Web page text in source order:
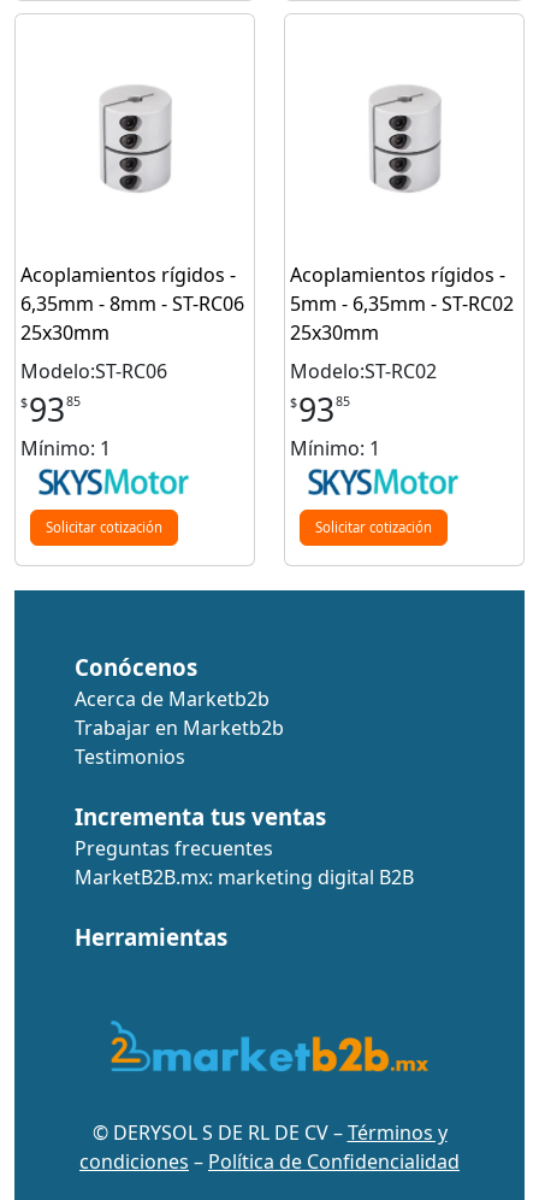
Acoplamientos rígidos -
6,35mm - 8mm - ST-RC06
25x30mm
Modelo:ST-RC06
$9385
Mínimo: 1
Solicitar cotización
Acoplamientos rígidos -
5mm - 6,35mm - ST-RC02
25x30mm
Modelo:ST-RC02
$9385
Mínimo: 1
Solicitar cotización
Conócenos
Acerca de Marketb2b
Trabajar en Marketb2b
Testimonios
Incrementa tus ventas
Preguntas frecuentes
MarketB2B.mx: marketing digital B2B
Herramientas
© DERYSOL S DE RL DE CV –Términos y
condiciones – Política de Confidencialidad